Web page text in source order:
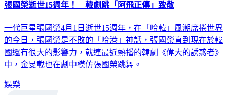
張國榮逝世15週年！ 韓劇跳「阿飛正傳」致敬
一代巨星張國榮4月1日逝世15週年，在「哈韓」風潮席捲世界
的今日，張國榮是不敗的「哈港」神話，張國榮直到現在於韓
國還有很大的影響力，就連最近熱播的韓劇《偉大的誘惑者》
中，金旻載也在劇中模仿張國榮跳舞。
娛樂